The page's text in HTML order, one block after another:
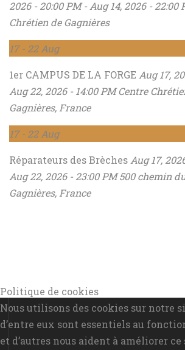
2026 - 20:00 PM - Aug 14, 2026 - 22:00
Chrétien de Gagnières
17- 22 Aug
1er CAMPUS DE LA FORGE Aug 17,
Aug 22, 2026 - 14:00 PM Centre
Gagnières, France
17- 22 Aug
Réparateurs des Brèches Aug 17,
Aug 22, 2026 - 23:00 PM 500 chemin
Gagnières, France
Politique de cookies
Nous utilisons des cookies sur notre
d’entre eux sont essentiels au
et d’autres nous aident à améliorer ce